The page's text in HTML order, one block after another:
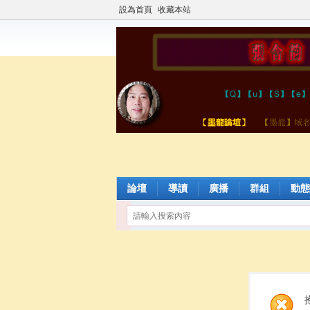
設為首頁 收藏本站
論壇 導讀 廣播 群組 動態